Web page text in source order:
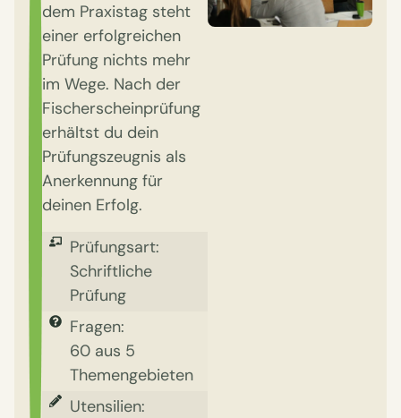
dem Praxistag steht
einer erfolgreichen
Prüfung nichts mehr
im Wege. Nach der
Fischerscheinprüfung
erhältst du dein
Prüfungszeugnis als
Anerkennung für
deinen Erfolg.
Prüfungsart:
Schriftliche
Prüfung
Fragen:
60 aus 5
Themengebieten
Utensilien: